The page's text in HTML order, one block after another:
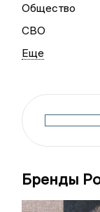
Общество
СВО
Бренды